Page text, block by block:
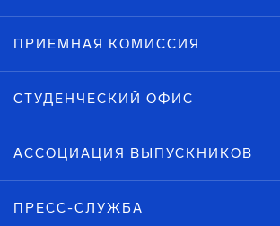
ПРИЕМНАЯ КОМИССИЯ
СТУДЕНЧЕСКИЙ ОФИС
АССОЦИАЦИЯ ВЫПУСКНИКОВ
ПРЕСС-СЛУЖБА